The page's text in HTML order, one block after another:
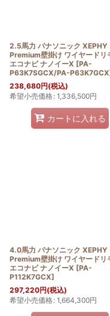
2.5馬力 パナソニック XEPHY
Premium壁掛け ワイヤードリ
エコナビ ナノイーX [PA-
P63K7SGCX/PA-P63K7GCX
238,680円(税込)
希望小売価格: 1,336,500円
カートに入れる
4.0馬力 パナソニック XEPHY
Premium壁掛け ワイヤードリ
エコナビ ナノイーX [PA-
P112K7GCX]
297,220円(税込)
希望小売価格: 1,664,300円